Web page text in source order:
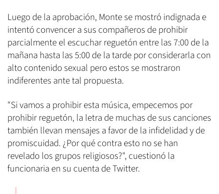
Luego de la aprobación, Monte se mostró indignada e
intentó convencer a sus compañeros de prohibir
parcialmente el escuchar reguetón entre las 7:00 de la
mañana hasta las 5:00 de la tarde por considerarla con
alto contenido sexual pero estos se mostraron
indiferentes ante tal propuesta.
"Si vamos a prohibir esta música, empecemos por
prohibir reguetón, la letra de muchas de sus canciones
también llevan mensajes a favor de la infidelidad y de
promiscuidad. ¿Por qué contra esto no se han
revelado los grupos religiosos?", cuestionó la
funcionaria en su cuenta de Twitter.